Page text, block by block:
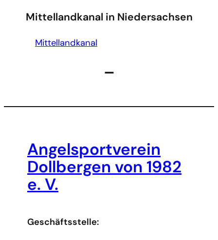
Mittellandkanal in Niedersachsen
Mittellandkanal
–
Angelsportverein
Dollbergen von 1982
e. V.
Geschäftsstelle: